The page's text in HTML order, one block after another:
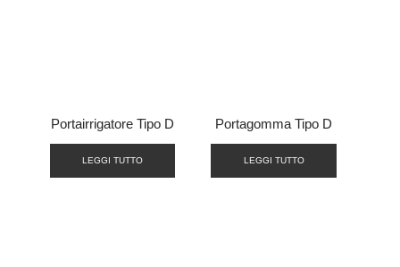
Portairrigatore Tipo D
LEGGI TUTTO
Portagomma Tipo D
LEGGI TUTTO